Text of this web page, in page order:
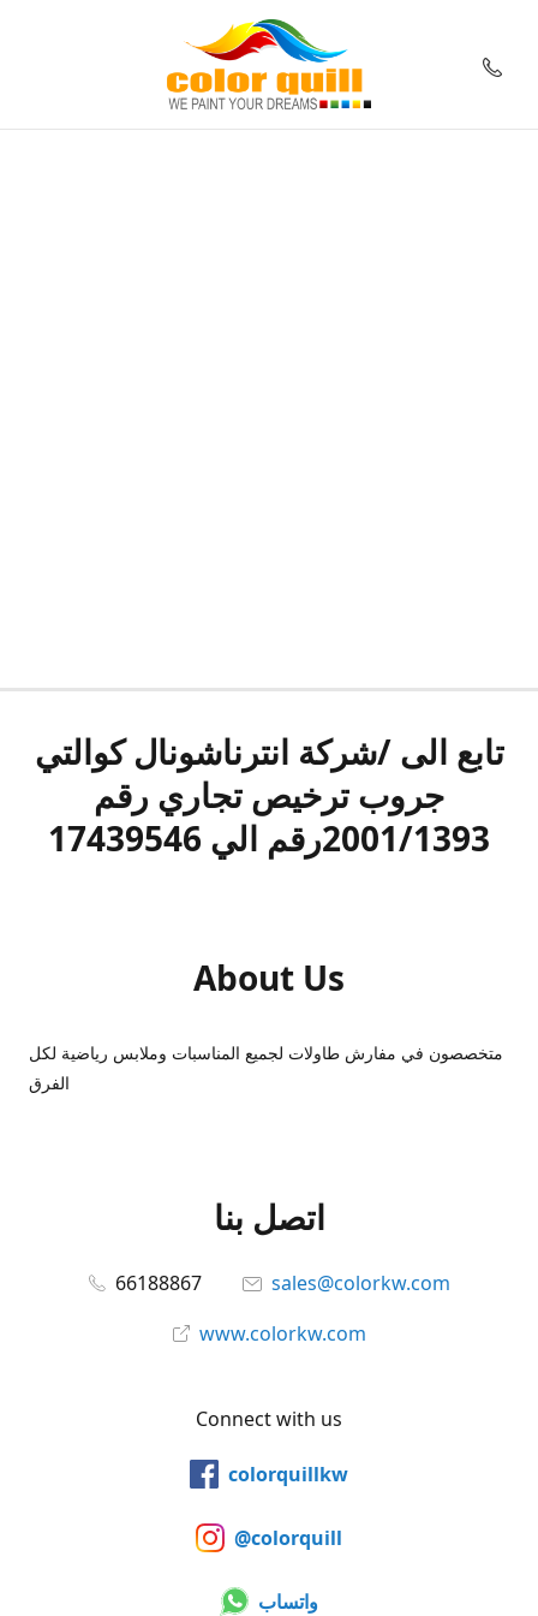
تابع الى /شركة انترناشونال كوالتي
جروب ترخيص تجاري رقم
2001/1393رقم الي 17439546
About Us
متخصصون في مفارش طاولات لجميع المناسبات وملابس رياضية لكل
الفرق
اتصل بنا
66188867
sales@colorkw.com
www.colorkw.com
Connect with us
colorquillkw
@colorquill
واتساب